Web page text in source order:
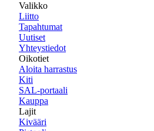
Valikko
Liitto
Tapahtumat
Uutiset
Yhteystiedot
Oikotiet
Aloita harrastus
Kiti
SAL-portaali
Kauppa
Lajit
Kivääri